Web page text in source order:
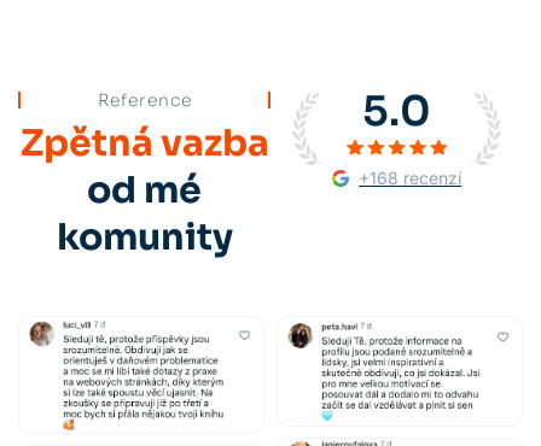
Reference
Zpětná vazba
od mé
komunity
5.0
+168 recenzí